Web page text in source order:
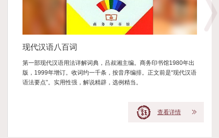
现代汉语八百词
第一部现代汉语用法详解词典，吕叔湘主编。商务印书馆1980年出
版，1999年增订。收词约一千条，按音序编排。正文前是“现代汉语
语法要点”。实用性强，解说精辟，选例精当。
查看详情